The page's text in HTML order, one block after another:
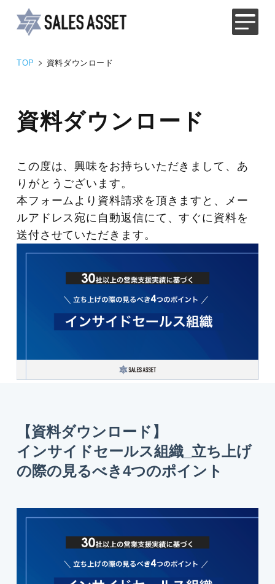
TOP 資料ダウンロード
資料ダウンロード
この度は、興味をお持ちいただきまして、あ
りがとうございます。
本フォームより資料請求を頂きますと、メー
ルアドレス宛に 自動返信にて、すぐに資料を
送付させていただきます。